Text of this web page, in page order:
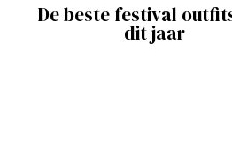
De beste festival
dit jaar